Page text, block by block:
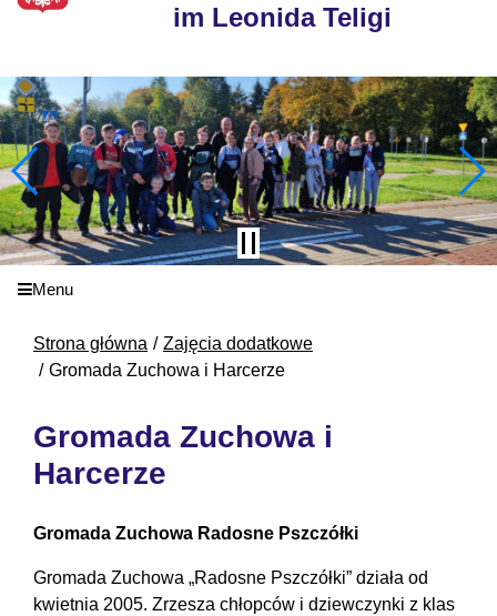
im Leonida Teligi
Menu
Strona główna
Zajęcia dodatkowe
Gromada Zuchowa i Harcerze
Gromada Zuchowa i
Harcerze
Gromada Zuchowa Radosne Pszczółki
Gromada Zuchowa „Radosne Pszczółki” działa od
kwietnia 2005. Zrzesza chłopców i dziewczynki z klas